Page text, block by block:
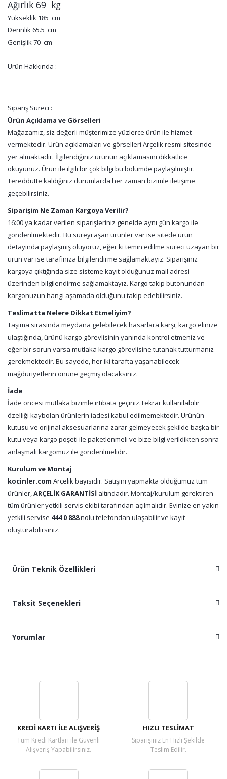
Ağırlık 69 kg
Yükseklik 185 cm
Derinlik 65.5 cm
Genişlik 70 cm
Ürün Hakkında :
Sipariş Süreci :
Ürün Açıklama ve Görselleri
Mağazamız, siz değerli müşterimize yüzlerce ürün ile hizmet
vermektedir. Ürün açıklamaları ve görselleri Arçelik resmi sitesinde
yer almaktadır. İlgilendiğiniz ürünün açıklamasını dikkatlice
okuyunuz. Ürün ile ilgili bir çok bilgi bu bölümde paylaşılmıştır.
Tereddütte kaldığınız durumlarda her zaman bizimle iletişime
geçebilirsiniz.
Siparişim Ne Zaman Kargoya Verilir?
16:00'ya kadar verilen siparişleriniz genelde aynı gün kargo ile
gönderilmektedir. Bu süreyi aşan ürünler var ise sitede ürün
detayında paylaşmış oluyoruz, eğer ki temin edilme süreci uzayan bir
ürün var ise tarafınıza bilgilendirme sağlamaktayız. Siparişiniz
kargoya çıktığında size sisteme kayıt olduğunuz mail adresi
üzerinden bilgilendirme sağlamaktayız. Kargo takip butonundan
kargonuzun hangi aşamada olduğunu takip edebilirsiniz.
Teslimatta Nelere Dikkat Etmeliyim?
Taşıma sırasında meydana gelebilecek hasarlara karşı, kargo elinize
ulaştığında, ürünü kargo görevlisinin yanında kontrol etmeniz ve
eğer bir sorun varsa mutlaka kargo görevlisine tutanak tutturmanız
gerekmektedir. Bu sayede, her iki tarafta yaşanabilecek
mağduriyetlerin önüne geçmiş olacaksınız.
İade
İade öncesi mutlaka bizimle irtibata geçiniz.Tekrar kullanılabilir
özelliği kaybolan ürünlerin iadesi kabul edilmemektedir. Ürünün
kutusu ve orijinal aksesuarlarına zarar gelmeyecek şekilde başka bir
kutu veya kargo poşeti ile paketlenmeli ve bize bilgi verildikten sonra
anlaşmalı kargomuz ile gönderilmelidir.
Kurulum ve Montaj
kocinler.com Arçelik bayisidir. Satışını yapmakta olduğumuz tüm
ürünler,ARÇELİK GARANTİSİ altındadır. Montaj/kurulum gerektiren
tüm ürünler yetkili servis ekibi tarafından açılmalıdır. Evinize en yakın
yetkili servise 444 0 888nolu telefondan ulaşabilir ve kayıt
oluşturabilirsiniz.
Ürün Teknik Özellikleri
Taksit Seçenekleri
Yorumlar
KREDİ KARTI İLE ALIŞVERİŞ
Tüm Kredi Kartları ile Güvenli
Alışveriş Yapabilirsiniz.
HIZLI TESLİMAT
Siparişiniz En Hızlı Şekilde
Teslim Edilir.